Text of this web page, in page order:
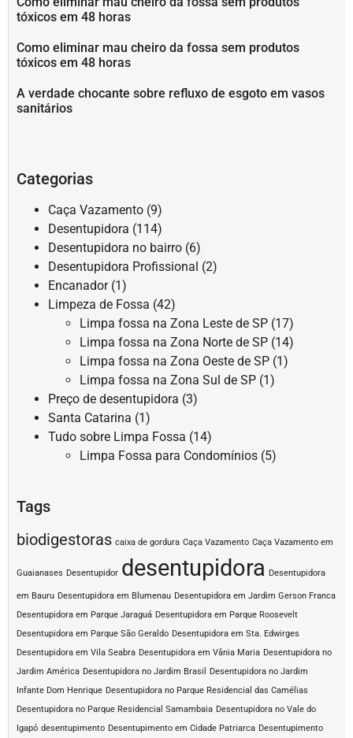
tóxicos em 48 horas
Como eliminar mau cheiro da fossa sem produtos
tóxicos em 48 horas
A verdade chocante sobre refluxo de esgoto em vasos
sanitários
Categorias
Caça Vazamento (9)
Desentupidora (114)
Desentupidora no bairro (6)
Desentupidora Profissional (2)
Encanador(1)
Limpeza de Fossa (42)
Limpa fossa na Zona Leste de SP (17)
Limpa fossa na Zona Norte de SP (14)
Limpa fossa na Zona Oeste de SP (1)
Limpa fossa na Zona Sul de SP (1)
Preço de desentupidora (3)
Santa Catarina (1)
Tudo sobre Limpa Fossa (14)
Limpa Fossa para Condomínios (5)
Tags
biodigestoras caixa de gordura Caça Vazamento Caça Vazamento em
Guaianases Desentupidor desentupidora Desentupidora
em Bauru Desentupidora em Blumenau Desentupidora em Jardim Gerson Franca
Desentupidora em Parque Jaraguá Desentupidora em Parque Roosevelt
Desentupidora em Parque São Geraldo Desentupidora em Sta. Edwirges
Desentupidora em Vila Seabra Desentupidora em Vânia Maria Desentupidora no
Jardim América Desentupidora no Jardim Brasil
Desentupidora no Jardim
Infante Dom Henrique Desentupidora no Parque Residencial das Camélias
Desentupidora no Parque Residencial Samambaia Desentupidora no Vale do
Igapó desentupimento Desentupimento em Cidade Patriarca Desentupimento